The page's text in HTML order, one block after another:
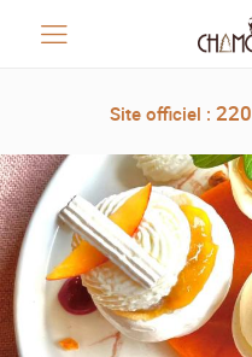
Site officiel : 220